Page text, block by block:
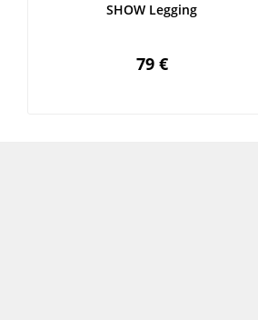
SHOW Legging
79 €